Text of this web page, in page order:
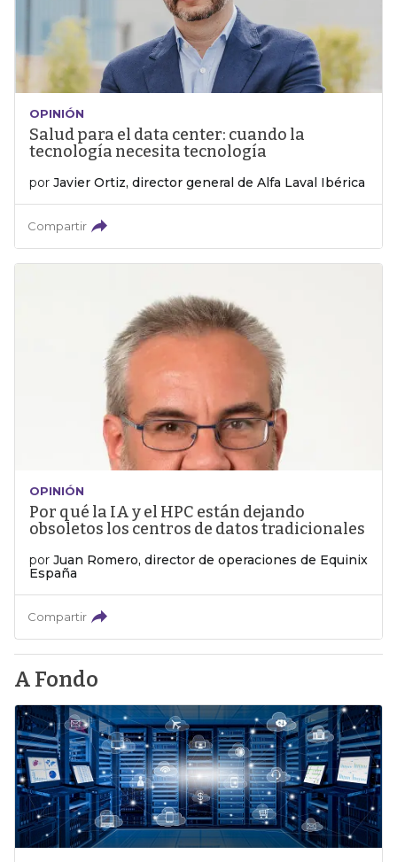
OPINIÓN
Salud para el data center: cuando la
tecnología necesita tecnología
por Javier Ortiz, director general de Alfa Laval Ibérica
Compartir
OPINIÓN
Por qué la IA y el HPC están dejando
obsoletos los centros de datos tradicionales
por Juan Romero, director de operaciones de Equinix
España
Compartir
A Fondo